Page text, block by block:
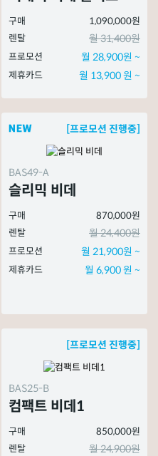
구매
1,090,000원
렌탈
월 31,400원
프로모션 월 28,900원 ~
제휴카드 월 13,900 원 ~
[프로모션 진행중]
BAS49-A
슬리믹 비데
구매
870,000원
렌탈
월 24,400원
프로모션 월 21,900원 ~
제휴카드 월 6,900 원 ~
[프로모션 진행중]
BAS25-B
컴팩트 비데1
구매
850,000원
렌탈
월 24,900원